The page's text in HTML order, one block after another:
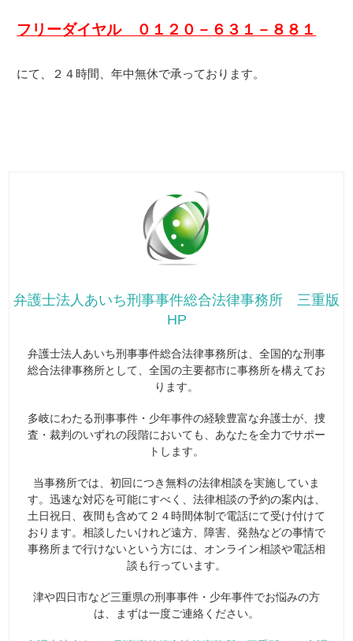
フリーダイヤル ０１２０－６３１－８８１
にて、２４時間、年中無休で承っております。
弁護士法人あいち刑事事件総合法律事務所 三重版
HP
弁護士法人あいち刑事事件総合法律事務所は、全国的な刑事
総合法律事務所として、全国の主要都市に事務所を構えてお
ります。
多岐にわたる刑事事件・少年事件の経験豊富な弁護士が、捜
査・裁判のいずれの段階においても、あなたを全力でサポー
トします。
当事務所では、初回につき無料の法律相談を実施していま
す。迅速な対応を可能にすべく、法律相談の予約の案内は、
土日祝日、夜間も含めて２４時間体制で電話にて受け付けて
おります。相談したいけれど遠方、障害、発熱などの事情で
事務所まで行けないという方には、オンライン相談や電話相
談も行っています。
津や四日市など三重県の刑事事件・少年事件でお悩みの方
は、まずは一度ご連絡ください。